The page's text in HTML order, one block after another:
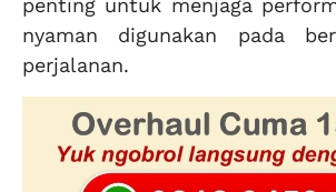
penting untuk menjaga
nyaman digunakan pada
perjalanan.